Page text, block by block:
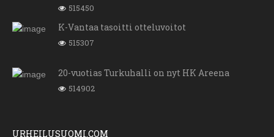
515450
K-Vantaa tasoitti otteluvoitot
515307
20-vuotias Turkuhalli on nyt HK Areena
514902
URHEILUSUOMI.COM